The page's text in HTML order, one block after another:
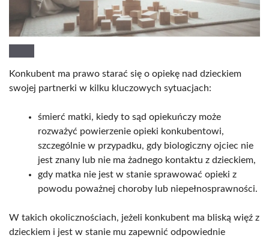
Konkubent ma prawo starać się o opiekę nad dzieckiem
swojej partnerki w kilku kluczowych sytuacjach:
śmierć matki, kiedy to sąd opiekuńczy może
rozważyć powierzenie opieki konkubentowi,
szczególnie w przypadku, gdy biologiczny ojciec nie
jest znany lub nie ma żadnego kontaktu z dzieckiem,
gdy matka nie jest w stanie sprawować opieki z
powodu poważnej choroby lub niepełnosprawności.
W takich okolicznościach, jeżeli konkubent ma bliską więź z
dzieckiem i jest w stanie mu zapewnić odpowiednie